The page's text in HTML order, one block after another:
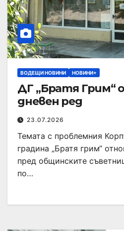
ВОДЕЩИ НОВИНИ НОВИНИ+
ДГ „Братя Грим“
дневен ред
23.07.2026
Темата с проблемния
градина „Братя грим“
пред общинските
по…